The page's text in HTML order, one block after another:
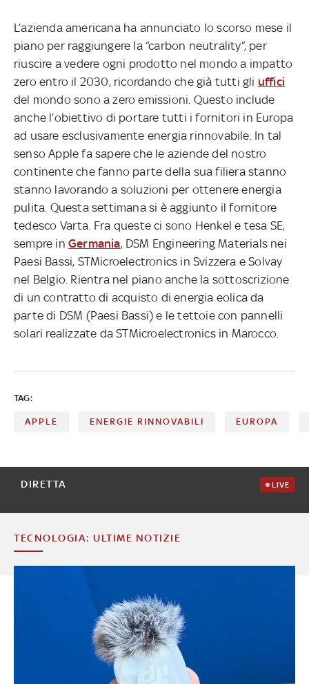
L’azienda americana ha annunciato lo scorso mese il
piano per raggiungere la “carbon neutrality”, per
riuscire a vedere ogni prodotto nel mondo a impatto
zero entro il 2030, ricordando che già tutti gli uffici
del mondo sono a zero emissioni. Questo include
anche l’obiettivo di portare tutti i fornitori in Europa
ad usare esclusivamente energia rinnovabile. In tal
senso Apple fa sapere che le aziende del nostro
continente che fanno parte della sua filiera stanno
stanno lavorando a soluzioni per ottenere energia
pulita. Questa settimana si è aggiunto il fornitore
tedesco Varta. Fra queste ci sono Henkel e tesa SE,
sempre in Germania, DSM Engineering Materials nei
Paesi Bassi, STMicroelectronics in Svizzera e Solvay
nel Belgio. Rientra nel piano anche la sottoscrizione
di un contratto di acquisto di energia eolica da
parte di DSM (Paesi Bassi) e le tettoie con pannelli
solari realizzate da STMicroelectronics in Marocco.
TAG:
APPLE ENERGIE RINNOVABILI EUROPA
DIRETTA LIVE
TECNOLOGIA: ULTIME NOTIZIE